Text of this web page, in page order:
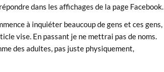
dans les affichages de la page Facebook.
à inquiéter beaucoup de gens et ces gens,
vise. En passant je ne mettrai pas de noms.
des adultes, pas juste physiquement,